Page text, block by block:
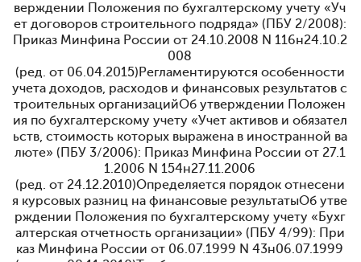
верждении Положения по бухгалтерскому учету «Уч
ет договоров строительного подряда» (ПБУ 2/2008):
Приказ Минфина России от 24.10.2008 N 116н24.10.2
008
(ред. от 06.04.2015) Регламентируются особенности
учета доходов, расходов и финансовых результатов с
троительных организацийОб утверждении Положен
ия по бухгалтерскому учету «Учет активов и обязател
ьств, стоимость которых выражена в иностранной ва
люте» (ПБУ 3/2006): Приказ Минфина России от 27.1
1.2006 N 154н27.11.2006
(ред. от 24.12.2010)Определяется порядок отнесени
я курсовых разниц на финансовые результатыОб утве
рждении Положения по бухгалтерскому учету «Бухг
алтерская отчетность организации» (ПБУ 4/99): При
каз Минфина России от 06.07.1999 N 43н06.07.1999